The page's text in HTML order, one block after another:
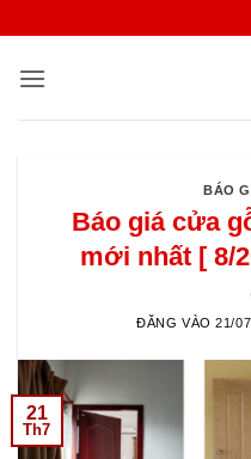
nội
BÁO
Báo giá cửa
mới nhất [ 8/
ĐĂNG VÀO21/
21
Th7